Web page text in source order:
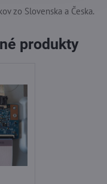
zo Slovenska a Česka.
produkty